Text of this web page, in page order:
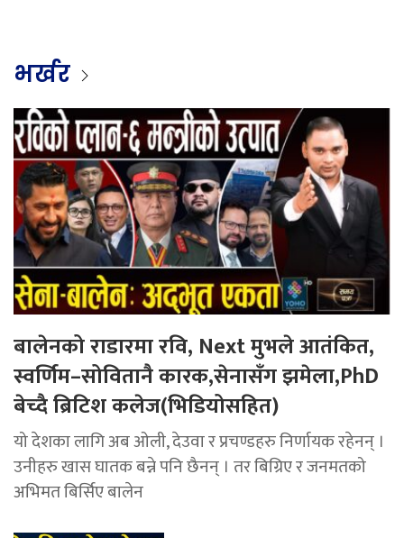
भर्खर
बालेनको राडारमा रवि, Next मुभले आतंकित,
स्वर्णिम–सोवितानै कारक,सेनासँग झमेला,PhD
बेच्दै ब्रिटिश कलेज(भिडियोसहित)
यो देशका लागि अब ओली, देउवा र प्रचण्डहरु निर्णायक रहेनन् ।
उनीहरु खास घातक बन्ने पनि छैनन् । तर बिग्रिए र जनमतको
अभिमत बिर्सिए बालेन